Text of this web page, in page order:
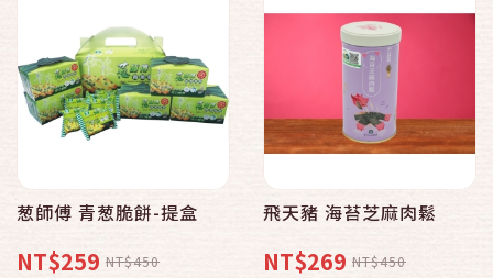
葱師傅 青葱脆餅-提盒
NT$259 NT$450
飛天豬 海苔芝麻肉鬆
NT$269 NT$450